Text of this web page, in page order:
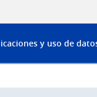
y uso de